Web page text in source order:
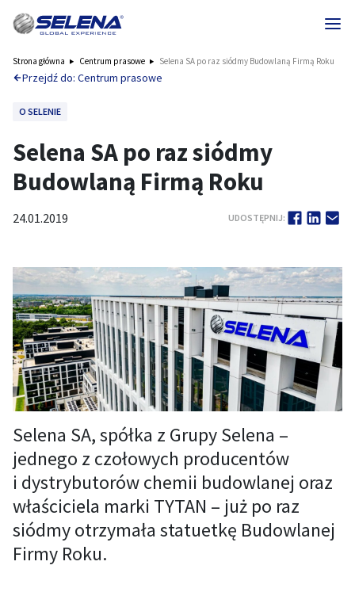
Strona główna Centrum prasowe Selena SA po raz siódmy Budowlaną Firmą Roku
Przejdź do: Centrum prasowe
O SELENIE
Selena SA po raz siódmy
Budowlaną Firmą Roku
24.01.2019 UDOSTĘPNIJ:
Selena SA, spółka z Grupy Selena –
jednego z czołowych producentów
i dystrybutorów chemii budowlanej oraz
właściciela marki TYTAN – już po raz
siódmy otrzymała statuetkę Budowlanej
Firmy Roku.